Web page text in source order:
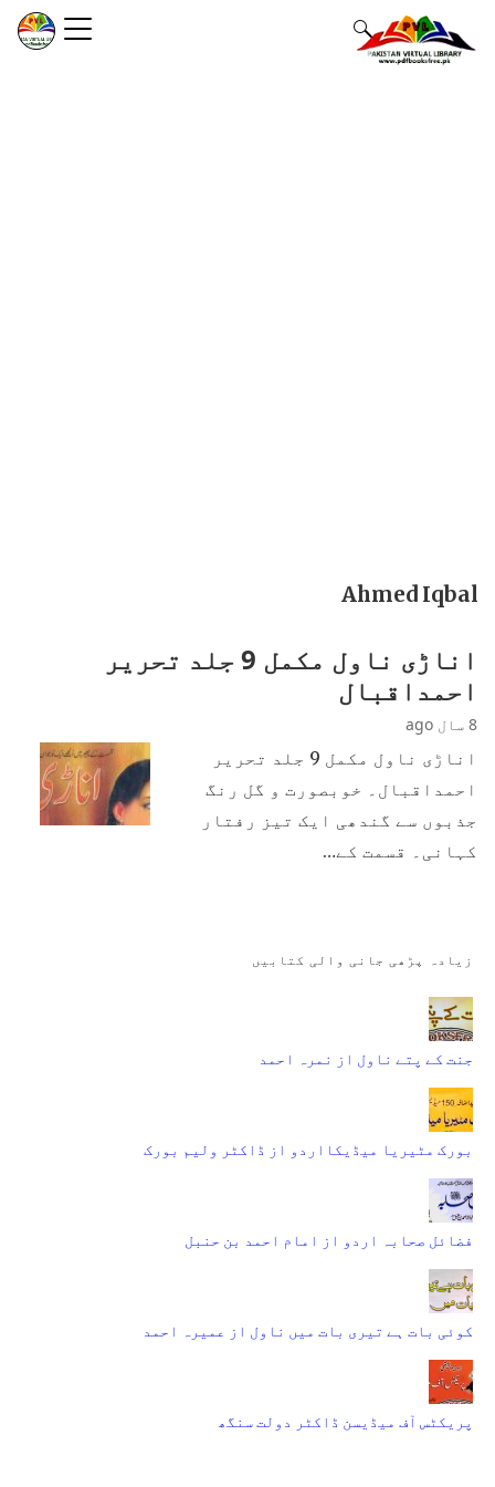
Ahmed Iqbal
اناڑی ناول مکمل 9 جلد تحریر
احمداقبال
8 سال ago
اناڑی ناول مکمل 9 جلد تحریر
احمداقبال۔ خوبصورت و گل رنگ
جذبوں سے گندھی ایک تیز رفتار
کہانی۔ قسمت کے…
زیادہ پڑھی جانی والی کتابیں
جنت کے پتے ناول از نمرہ احمد
بورک مٹیریا میڈیکااردو از ڈاکٹر ولیم بورک
فضائل صحابہ اردو از امام احمد بن حنبل
کوئی بات ہے تیری بات میں ناول از عمیرہ احمد
پریکٹس آف میڈیسن ڈاکٹر دولت سنگھ